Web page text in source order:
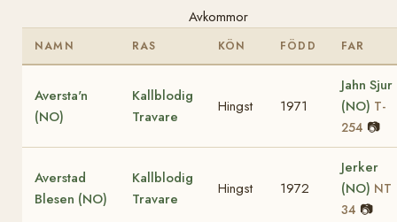
Avkommor
NAMN RAS KÖN FÖDD FAR
Aversta'n
(NO)
Kallblodig
Travare
Hingst 1971
Jahn Sjur
(NO) T-
254 📷
Averstad
Blesen (NO)
Kallblodig
Travare
Hingst 1972
Jerker
(NO) NT
34 📷